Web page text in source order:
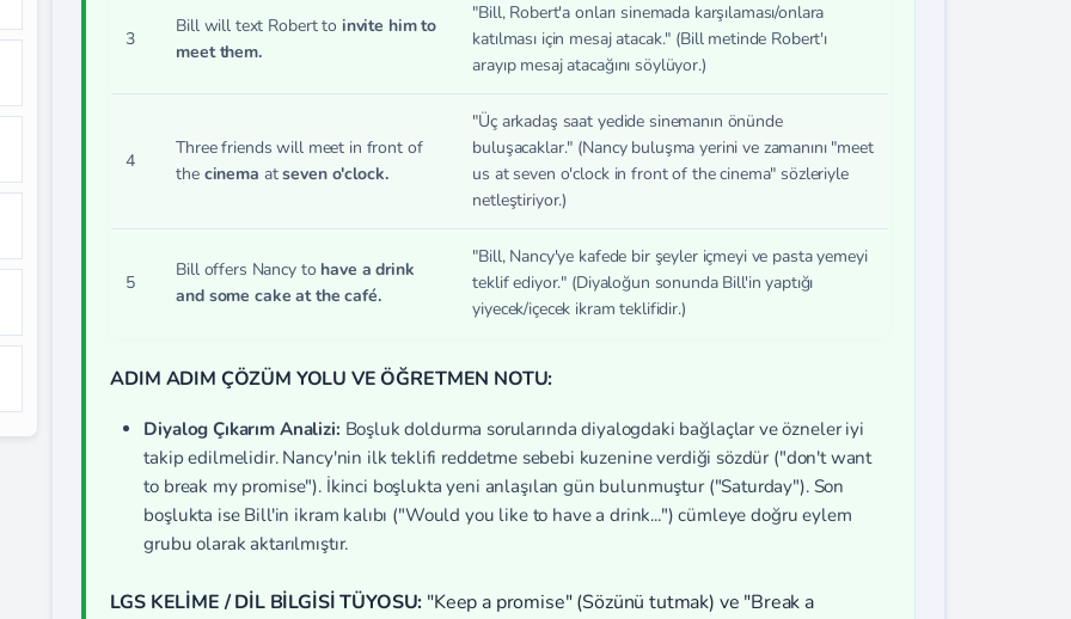
3
Bill will text Robert to invite him to
meet them.
"Bill, Robert'a onları sinemada karşılaması/onlara
katılması için mesaj atacak." (Bill metinde Robert'ı
arayıp mesaj atacağını söylüyor.)
4
Three friends will meet in front of
the cinema atseven o'clock.
"Üç arkadaş saat yedide sinemanın önünde
buluşacaklar." (Nancy buluşma yerini ve zamanını "meet
us at seven o'clock in front of the cinema" sözleriyle
netleştiriyor.)
5
Bill offers Nancy to have a drink
and some cake at the café.
"Bill, Nancy'ye kafede bir şeyler içmeyi ve pasta yemeyi
teklif ediyor." (Diyaloğun sonunda Bill'in yaptığı
yiyecek/içecek ikram teklifidir.)
ADIM ADIM ÇÖZÜM YOLU VE ÖĞRETMEN NOTU:
Diyalog Çıkarım Analizi: Boşluk doldurma sorularında diyalogdaki bağlaçlar ve özneler iyi
takip edilmelidir. Nancy'nin ilk teklifi reddetme sebebi kuzenine verdiği sözdür ("don't want
to break my promise"). İkinci boşlukta yeni anlaşılan gün bulunmuştur ("Saturday"). Son
boşlukta ise Bill'in ikram kalıbı ("Would you like to have a drink...") cümleye doğru eylem
grubu olarak aktarılmıştır.
LGS KELİME / DİL BİLGİSİ TÜYOSU: "Keep a promise" (Sözünü tutmak) ve "Break a